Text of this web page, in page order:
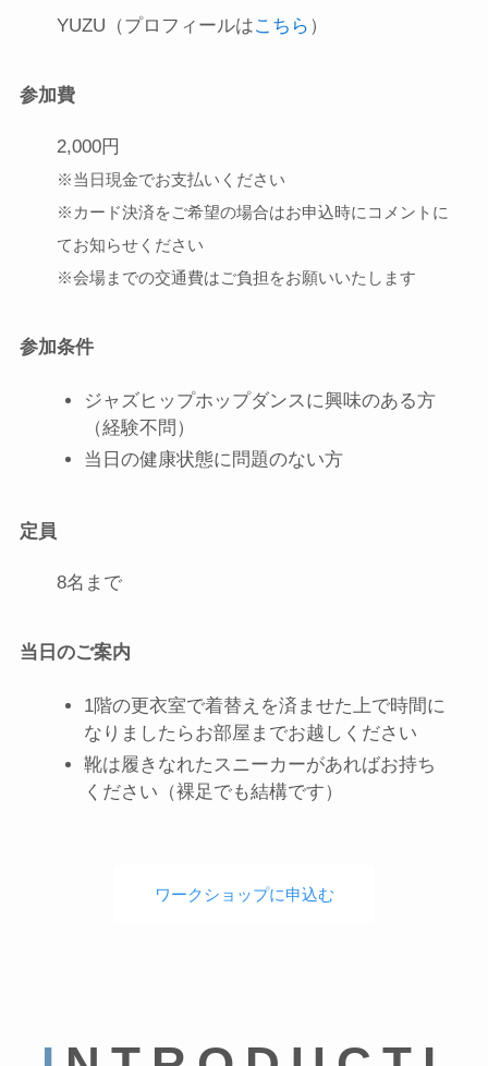
YUZU（プロフィールはこちら ）
参加費
2,000円
※当日現金でお支払いください
※カード決済をご希望の場合はお申込時にコメントに
てお知らせください
※会場までの交通費はご負担をお願いいたします
参加条件
ジャズヒップホップダンスに興味のある方
（経験不問）
当日の健康状態に問題のない方
定員
8名まで
当日のご案内
1階の更衣室で着替えを済ませた上で時間に
なりましたらお部屋までお越しください
靴は履きなれたスニーカーがあればお持ち
ください（裸足でも結構です）
ワークショップに申込む